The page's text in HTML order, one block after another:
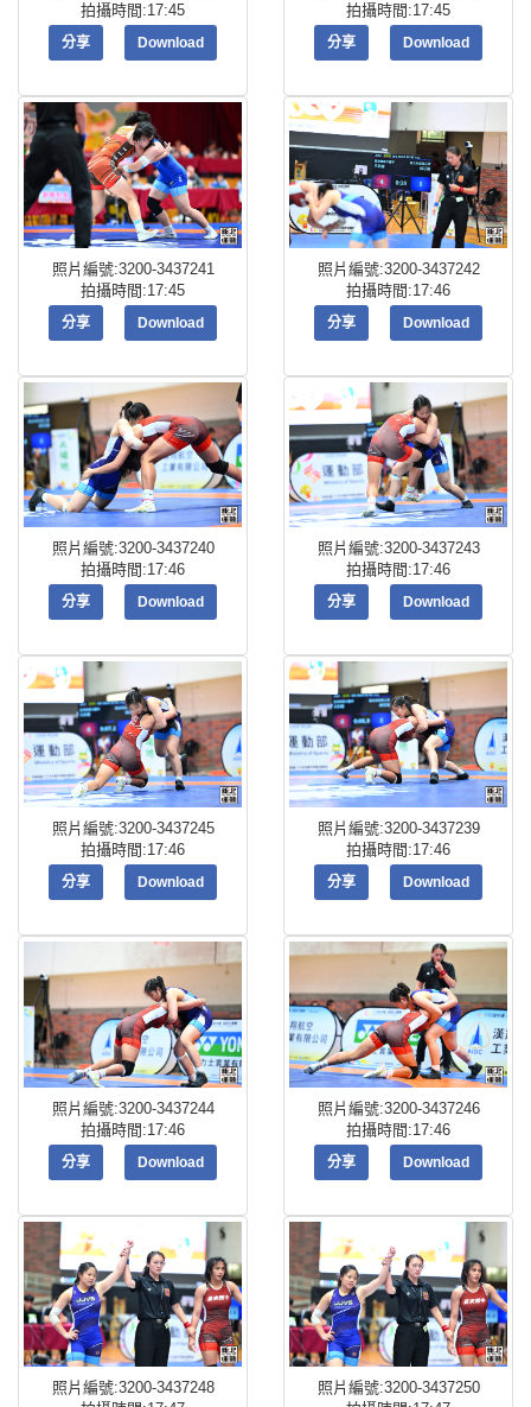
拍攝時間:17:45
分享 Download
拍攝時間:17:45
分享 Download
照片編號:3200-3437241
拍攝時間:17:45
分享 Download
照片編號:3200-3437242
拍攝時間:17:46
分享 Download
照片編號:3200-3437240
拍攝時間:17:46
分享 Download
照片編號:3200-3437243
拍攝時間:17:46
分享 Download
照片編號:3200-3437245
拍攝時間:17:46
分享 Download
照片編號:3200-3437239
拍攝時間:17:46
分享 Download
照片編號:3200-3437244
拍攝時間:17:46
分享 Download
照片編號:3200-3437246
拍攝時間:17:46
分享 Download
照片編號:3200-3437248
照片編號:3200-3437250